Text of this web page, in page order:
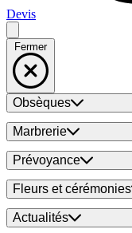
Devis
Fermer
Obsèques
Marbrerie
Prévoyance
Fleurs et cérémonies
Actualités